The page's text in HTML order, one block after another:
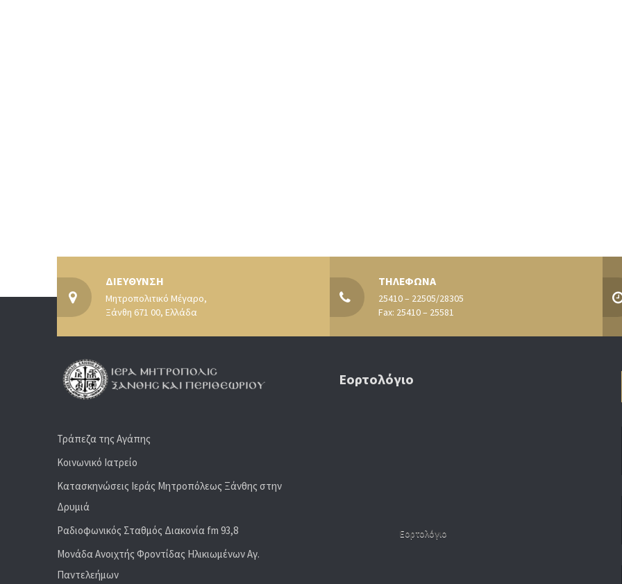
ΔΙΕΥΘΥΝΣΗ
Μητροπολιτικό Μέγαρο,
Ξάνθη 671 00, Ελλάδα
ΤΗΛΕΦΩΝΑ
25410 – 22505/28305
Fax: 25410 – 25581
Τράπεζα της Αγάπης
Κοινωνικό Ιατρείο
Κατασκηνώσεις Ιεράς Μητροπόλεως Ξάνθης στην
Δρυμιά
Ραδιoφωνικός Σταθμός Διακονία fm 93,8
Μονάδα Ανοιχτής Φροντίδας Ηλικιωμένων Αγ.
Παντελεήμων
Εορτολόγιο
Εορτολόγιο